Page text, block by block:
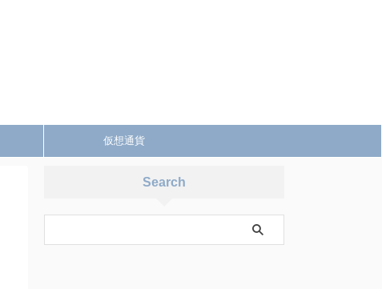
仮想通貨
Search